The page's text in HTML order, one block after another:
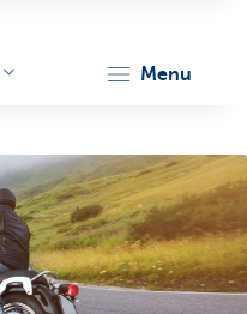
menu